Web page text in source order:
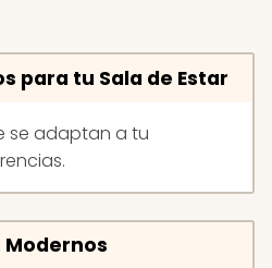
para tu Sala de Estar
se adaptan a tu
Modernos